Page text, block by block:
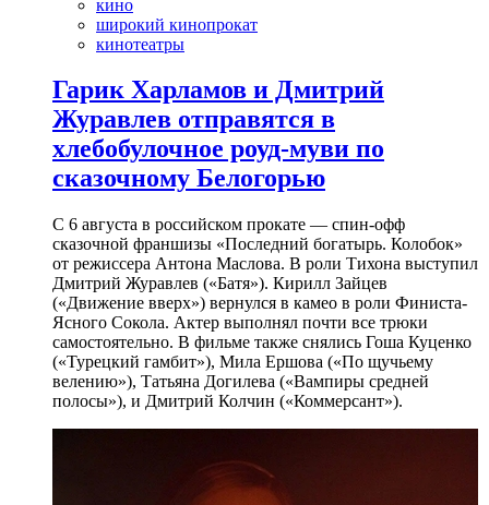
кино
широкий кинопрокат
кинотеатры
Гарик Харламов и Дмитрий
Журавлев отправятся в
хлебобулочное роуд-муви по
сказочному Белогорью
С 6 августа в российском прокате — спин-офф
сказочной франшизы «Последний богатырь. Колобок»
от режиссера Антона Маслова. В роли Тихона выступил
Дмитрий Журавлев («Батя»). Кирилл Зайцев
(«Движение вверх») вернулся в камео в роли Финиста-
Ясного Сокола. Актер выполнял почти все трюки
самостоятельно. В фильме также снялись Гоша Куценко
(«Турецкий гамбит»), Мила Ершова («По щучьему
велению»), Татьяна Догилева («Вампиры средней
полосы»), и Дмитрий Колчин («Коммерсант»).